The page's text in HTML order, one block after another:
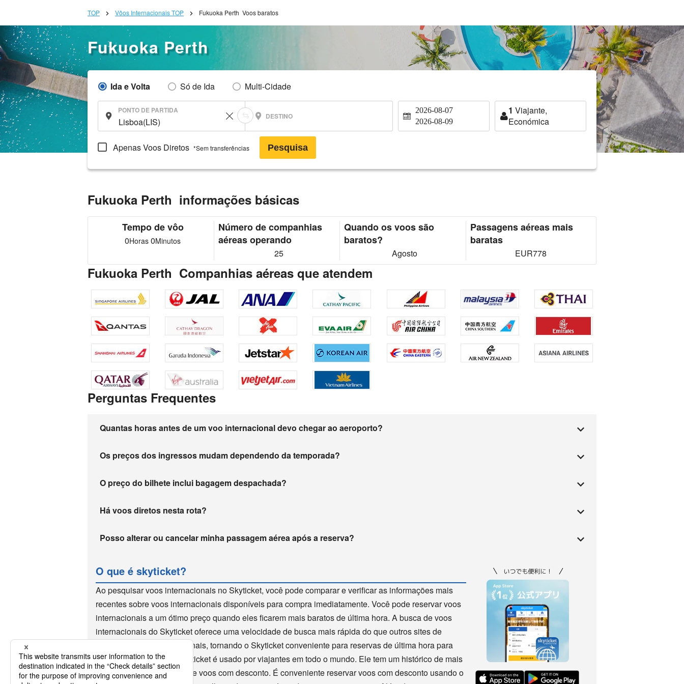
TOP Vôos Internacionais TOP Fukuoka Perth Voos baratos
Fukuoka Perth
Ida e Volta Só de Ida Multi-Cidade
PONTO DE PARTIDA
DESTINO
2026-08-07
2026-08-09
1 Viajante,
Económica
Apenas Voos Diretos *Sem transferências Pesquisa
Fukuoka Perth informações básicas
Tempo de vôo
0Horas0Minutos
Número de companhias
aéreas operando
25
Quando os voos são
baratos?
Agosto
Passagens aéreas mais
baratas
EUR778
Fukuoka Perth Companhias aéreas que atendem
Perguntas Frequentes
Quantas horas antes de um voo internacional devo chegar ao aeroporto?
Os preços dos ingressos mudam dependendo da temporada?
O preço do bilhete inclui bagagem despachada?
Há voos diretos nesta rota?
Posso alterar ou cancelar minha passagem aérea após a reserva?
O que é skyticket?
Ao pesquisar voos internacionais no Skyticket, você pode comparar e verificar as informações mais
recentes sobre voos internacionais disponíveis para compra imediatamente. Você pode reservar voos
internacionais a um ótimo preço quando eles ficarem mais baratos de última hora. A busca de voos
internacionais do Skyticket oferece uma velocidade de busca mais rápida do que outros sites de
reserva de voos internacionais, tornando o Skyticket conveniente para reservas de última hora para
voos internacionais. O Skyticket é usado por viajantes em todo o mundo. Ele tem um histórico de mais
de 10 anos como um site de voos com desconto. É conveniente reservar voos com desconto usando o